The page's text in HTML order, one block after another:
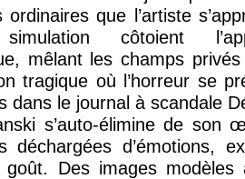
ordinaires que l’artiste
côtoient
mêlant les champs
tragique où l’horreur se
dans le journal à scandale
s’auto-élimine de son
déchargées d’émotions,
Des images modèles